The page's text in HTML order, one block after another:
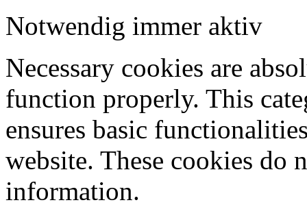
Notwendig immer aktiv
Necessary cookies are
function properly. This
ensures basic
website. These cookies do
information.